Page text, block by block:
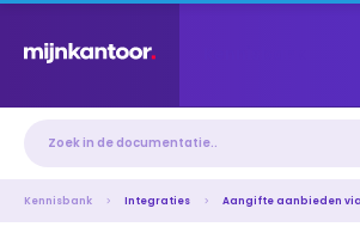
Kennisbank Integraties Aangifte aanbieden